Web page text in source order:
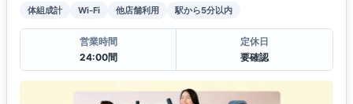
体組成計 Wi-Fi 他店舗利用 駅から5分以内
営業時間
24:00間
定休日
要確認